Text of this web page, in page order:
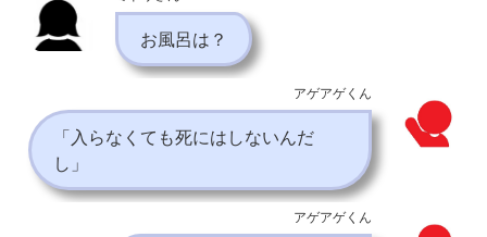
お風呂は？
アゲアゲくん
「入らなくても死にはしないんだ
し」
アゲアゲくん